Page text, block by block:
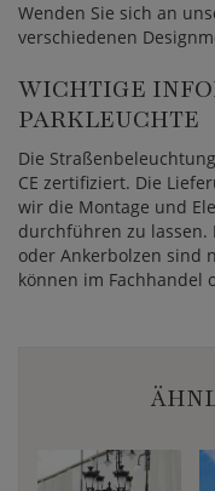
Wenden Sie sich an
verschiedenen
WICHTIGE
PARKLEUCHTE
Die
CE zertifiziert. Die
wir die Montage und
durchführen zu lassen.
oder Ankerbolzen sind
können im Fachhandel